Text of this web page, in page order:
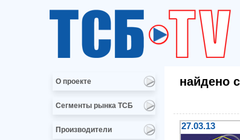
О проекте
Сегменты рынка ТСБ
Производители
найдено
27.03.13